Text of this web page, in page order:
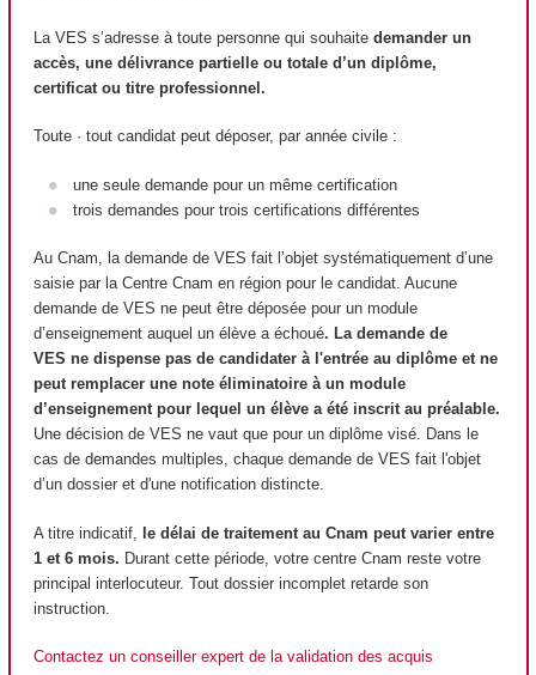
La VES s’adresse à toute personne qui souhaite demander un
accès, une délivrance partielle ou totale d’un diplôme,
certificat ou titre professionnel.
Toute · tout candidat peut déposer, par année civile :
une seule demande pour un même certification
trois demandes pour trois certifications différentes
Au Cnam, la demande de VES fait l’objet systématiquement d’une
saisie par la Centre Cnam en région pour le candidat. Aucune
demande de VES ne peut être déposée pour un module
d’enseignement auquel un élève a échoué. La demande de
VES ne dispense pas de candidater à l'entrée au diplôme etne
peut remplacer une note éliminatoire à un module
d’enseignement pour lequel un élève a été inscrit au préalable.
Une décision de VES ne vaut que pour un diplôme visé. Dans le
cas de demandes multiples, chaque demande de VES fait l'objet
d’un dossier et d'une notification distincte.
A titre indicatif,
le délai de traitement au Cnam peut varier entre
1 et 6 mois. Durant cette période, votre centre Cnam reste votre
principal interlocuteur. Tout dossier incomplet retarde son
instruction.
Contactez un conseiller expert de la validation des acquis